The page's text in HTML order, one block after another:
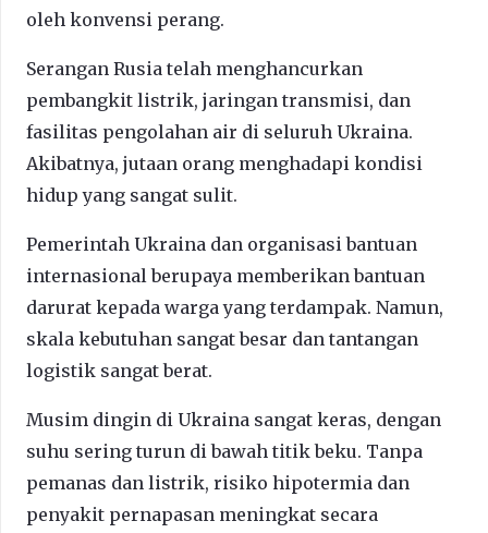
oleh konvensi perang.
Serangan Rusia telah menghancurkan
pembangkit listrik, jaringan transmisi, dan
fasilitas pengolahan air di seluruh Ukraina.
Akibatnya, jutaan orang menghadapi kondisi
hidup yang sangat sulit.
Pemerintah Ukraina dan organisasi bantuan
internasional berupaya memberikan bantuan
darurat kepada warga yang terdampak. Namun,
skala kebutuhan sangat besar dan tantangan
logistik sangat berat.
Musim dingin di Ukraina sangat keras, dengan
suhu sering turun di bawah titik beku. Tanpa
pemanas dan listrik, risiko hipotermia dan
penyakit pernapasan meningkat secara